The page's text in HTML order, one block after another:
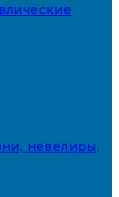
невелиры,